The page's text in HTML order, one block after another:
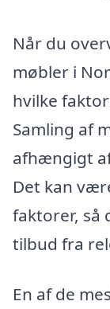
Når du
møbler i
hvilke
Samling af
afhængigt
Det kan
faktorer, så
tilbud fra
En af de